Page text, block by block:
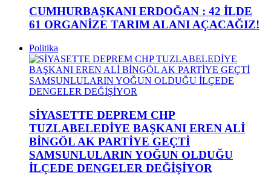
CUMHURBAŞKANI ERDOĞAN : 42 İLDE
61 ORGANİZE TARIM ALANI AÇACAĞIZ!
Politika
SİYASETTE DEPREM CHP
TUZLABELEDİYE BAŞKANI EREN ALİ
BİNGÖL AK PARTİYE GEÇTİ
SAMSUNLULARIN YOĞUN OLDUĞU
İLÇEDE DENGELER DEĞİŞİYOR